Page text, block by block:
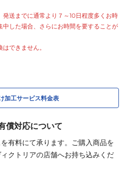
送までに通常より ７～10日程度多くお時
した場合、さらにお時間を要することが
できません。
加工サービス料金表
償対応について
有料にて承ります。ご購入商品を
クトリアの店舗へお持ち込みくだ